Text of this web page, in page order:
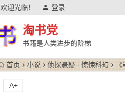
欢迎光临！ 登录
淘书党
书籍是人类进步的阶梯
首页 小说 侦探悬疑 · 惊悚科幻
A+